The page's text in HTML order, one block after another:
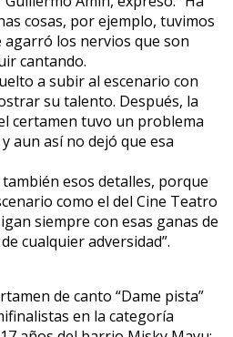
cosas, por ejemplo, tuvimos
los nervios que son
cantando.
a subir al escenario con
su talento. Después, la
certamen tuvo un problema
aun así no dejó que esa
esos detalles, porque
como el del Cine Teatro
siempre con esas ganas de
cualquier adversidad”.
de canto “Dame pista”
en la categoría